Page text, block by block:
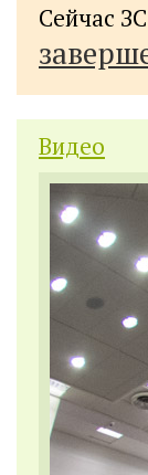
Сейчас
Видео